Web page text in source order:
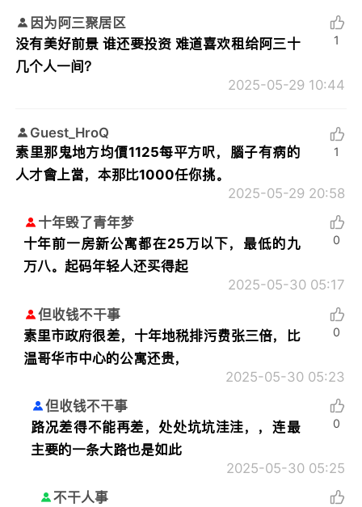
因为阿三聚居区
没有美好前景 谁还要投资 难道喜欢租给阿三十
几个人一间？
2025-05-29 10:44
1
Guest_HroQ
素里那鬼地方均價1125每平方呎，腦子有病的
人才會上當，本那比1000任你挑。
2025-05-29 20:58
1
十年毁了青年梦
十年前一房新公寓都在25万以下，最低的九
万八。起码年轻人还买得起
2025-05-30 05:17
0
但收钱不干事
素里市政府很差，十年地税排污费张三倍，比
温哥华市中心的公寓还贵，
2025-05-30 05:23
0
但收钱不干事
路况差得不能再差，处处坑坑洼洼，，连最
主要的一条大路也是如此
2025-05-30 05:25
0
不干人事